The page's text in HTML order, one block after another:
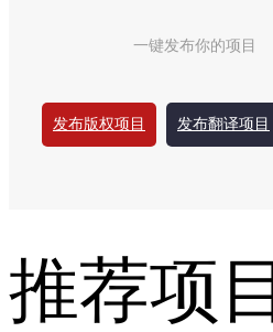
一键发布你的项目
发布版权项目 发布翻译项目
推荐项目